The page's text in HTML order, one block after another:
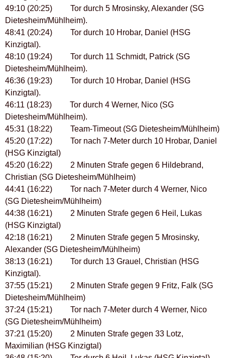
49:10 (20:25) Tor durch 5 Mrosinsky, Alexander (SG
Dietesheim/Mühlheim).
48:41 (20:24) Tor durch 10 Hrobar, Daniel (HSG
Kinzigtal).
48:10 (19:24) Tor durch 11 Schmidt, Patrick (SG
Dietesheim/Mühlheim).
46:36 (19:23) Tor durch 10 Hrobar, Daniel (HSG
Kinzigtal).
46:11 (18:23) Tor durch 4 Werner, Nico (SG
Dietesheim/Mühlheim).
45:31 (18:22) Team-Timeout (SG Dietesheim/Mühlheim)
45:20 (17:22) Tor nach 7-Meter durch 10 Hrobar, Daniel
(HSG Kinzigtal)
45:20 (16:22) 2 Minuten Strafe gegen 6 Hildebrand,
Christian (SG Dietesheim/Mühlheim)
44:41 (16:22) Tor nach 7-Meter durch 4 Werner, Nico
(SG Dietesheim/Mühlheim)
44:38 (16:21) 2 Minuten Strafe gegen 6 Heil, Lukas
(HSG Kinzigtal)
42:18 (16:21) 2 Minuten Strafe gegen 5 Mrosinsky,
Alexander (SG Dietesheim/Mühlheim)
38:13 (16:21) Tor durch 13 Grauel, Christian (HSG
Kinzigtal).
37:55 (15:21) 2 Minuten Strafe gegen 9 Fritz, Falk (SG
Dietesheim/Mühlheim)
37:24 (15:21) Tor nach 7-Meter durch 4 Werner, Nico
(SG Dietesheim/Mühlheim)
37:21 (15:20) 2 Minuten Strafe gegen 33 Lotz,
Maximilian (HSG Kinzigtal)